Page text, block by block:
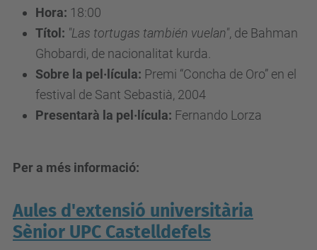
Hora: 18:00
Títol: "Las tortugas también vuelan", de Bahman
Ghobardi, de nacionalitat kurda.
Sobre la pel·lícula: Premi “Concha de Oro” en el
festival de Sant Sebastià, 2004
Presentarà la pel·lícula: Fernando Lorza
Per a més informació:
Aules d'extensió universitària
Sènior UPC Castelldefels